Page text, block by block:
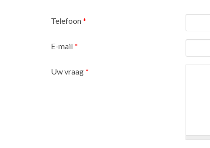
Telefoon *
E-mail *
Uw vraag *